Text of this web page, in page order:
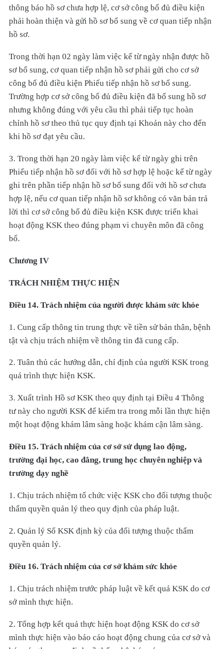
thông báo hồ sơ chưa hợp lệ, cơ sở công bố đủ điều kiện
phải hoàn thiện và gửi hồ sơ bổ sung về cơ quan tiếp nhận
hồ sơ.
Trong thời hạn 02 ngày làm việc kể từ ngày nhận được hồ
sơ bổ sung, cơ quan tiếp nhận hồ sơ phải gửi cho cơ sở
công bố đủ điều kiện Phiếu tiếp nhận hồ sơ bổ sung.
Trường hợp cơ sở công bố đủ điều kiện đã bổ sung hồ sơ
nhưng không đúng với yêu cầu thì phải tiếp tục hoàn
chỉnh hồ sơ theo thủ tục quy định tại Khoản này cho đến
khi hồ sơ đạt yêu cầu.
3. Trong thời hạn 20 ngày làm việc kể từ ngày ghi trên
Phiếu tiếp nhận hồ sơ đối với hồ sơ hợp lệ hoặc kể từ ngày
ghi trên phần tiếp nhận hồ sơ bổ sung đối với hồ sơ chưa
hợp lệ, nếu cơ quan tiếp nhận hồ sơ không có văn bản trả
lời thì cơ sở công bố đủ điều kiện KSK được triển khai
hoạt động KSK theo đúng phạm vi chuyên môn đã công
bố.
Chương IV
TRÁCH NHIỆM THỰC HIỆN
Điều 14. Trách nhiệm của người được khám sức khỏe
1. Cung cấp thông tin trung thực về tiền sử bản thân, bệnh
tật và chịu trách nhiệm về thông tin đã cung cấp.
2. Tuân thủ các hướng dẫn, chỉ định của người KSK trong
quá trình thực hiện KSK.
3. Xuất trình Hồ sơ KSK theo quy định tại Điều 4 Thông
tư này cho người KSK để kiểm tra trong mỗi lần thực hiện
một hoạt động khám lâm sàng hoặc khám cận lâm sàng.
Điều 15. Trách nhiệm của cơ sở sử dụng lao động,
trường đại học, cao đẳng, trung học chuyên nghiệp và
trường dạy nghề
1. Chịu trách nhiệm tổ chức việc KSK cho đối tượng thuộc
thẩm quyền quản lý theo quy định của pháp luật.
2. Quản lý Sổ KSK định kỳ của đối tượng thuộc thẩm
quyền quản lý.
Điều 16. Trách nhiệm của cơ sở khám sức khỏe
1. Chịu trách nhiệm trước pháp luật về kết quả KSK do cơ
sở mình thực hiện.
2. Tổng hợp kết quả thực hiện hoạt động KSK do cơ sở
mình thực hiện vào báo cáo hoạt động chung của cơ sở và